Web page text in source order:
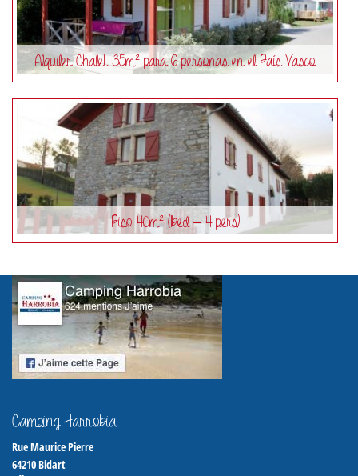
Alquiler Chalet 35m² para 6 personas en el País Vasco
Piso 40m² (1bed – 4 pers)
Camping Harrobia
Rue Maurice Pierre
64210Bidart